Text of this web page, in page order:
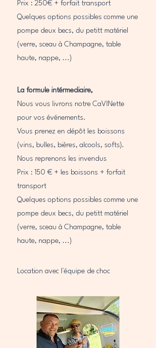
Prix : 250€ + forfait transport
Quelques options possibles comme une
pompe deux becs, du petitt matériel
(verre, sceau à Champagne, table
haute, nappe, ...)
La formule intérmediaire,
Nous vous livrons notre CaVINette
pour vos événements.
Vous prenez en dépôt les boissons
(vins, bulles, bières, alcools, softs).
Nous reprenons les invendus
Prix : 150 € + les boissons + forfait
transport
Quelques options possibles comme une
pompe deux becs, du petitt matériel
(verre, sceau à Champagne, table
haute, nappe, ...)
Location avec l'équipe de choc